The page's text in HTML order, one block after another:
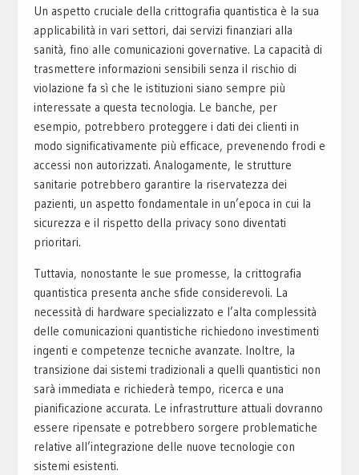
Un aspetto cruciale della crittografia quantistica è la sua
applicabilità in vari settori, dai servizi finanziari alla
sanità, fino alle comunicazioni governative. La capacità di
trasmettere informazioni sensibili senza il rischio di
violazione fa sì che le istituzioni siano sempre più
interessate a questa tecnologia. Le banche, per
esempio, potrebbero proteggere i dati dei clienti in
modo significativamente più efficace, prevenendo frodi e
accessi non autorizzati. Analogamente, le strutture
sanitarie potrebbero garantire la riservatezza dei
pazienti, un aspetto fondamentale in un’epoca in cui la
sicurezza e il rispetto della privacy sono diventati
prioritari.
Tuttavia, nonostante le sue promesse, la crittografia
quantistica presenta anche sfide considerevoli. La
necessità di hardware specializzato e l’alta complessità
delle comunicazioni quantistiche richiedono investimenti
ingenti e competenze tecniche avanzate. Inoltre, la
transizione dai sistemi tradizionali a quelli quantistici non
sarà immediata e richiederà tempo, ricerca e una
pianificazione accurata. Le infrastrutture attuali dovranno
essere ripensate e potrebbero sorgere problematiche
relative all’integrazione delle nuove tecnologie con
sistemi esistenti.